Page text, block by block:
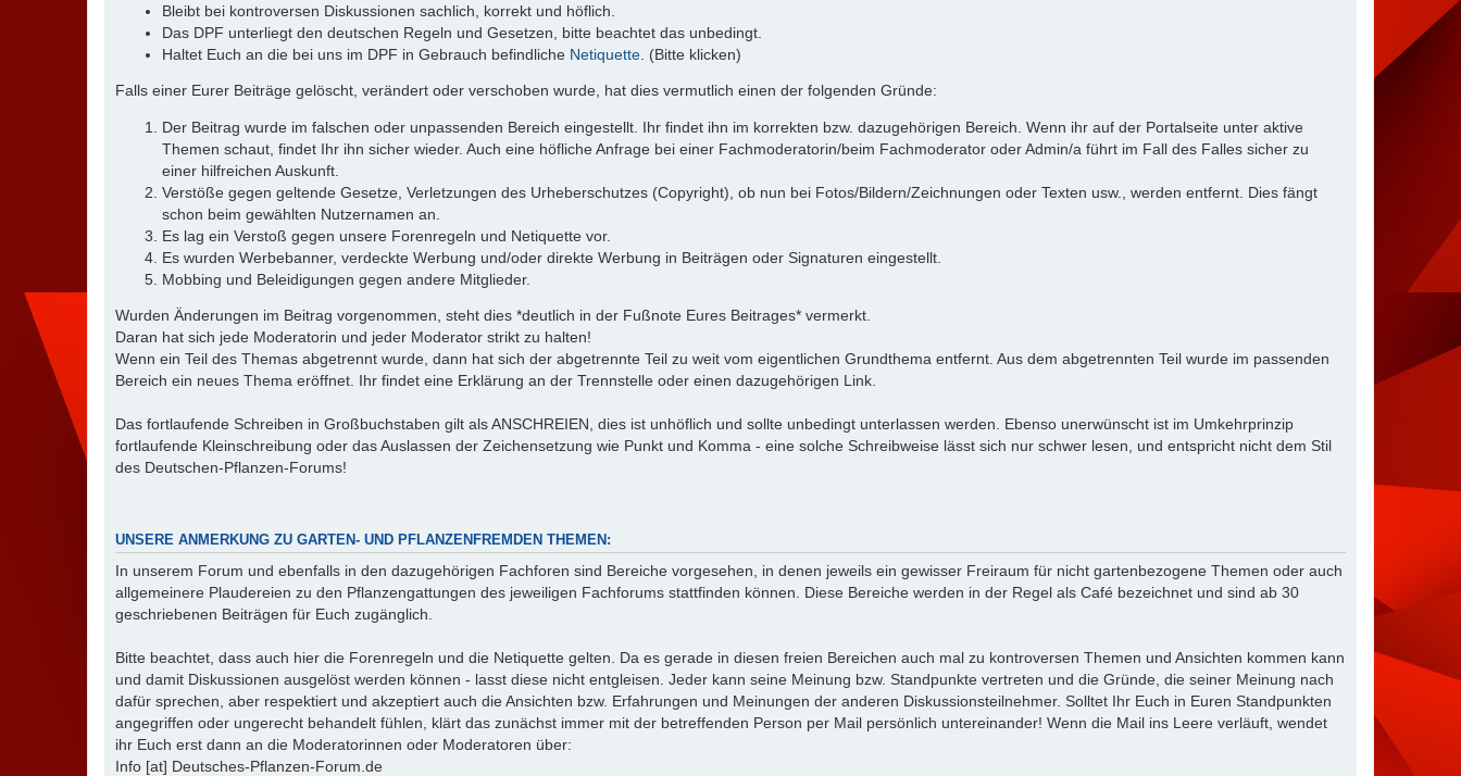
Bleibt bei kontroversen Diskussionen sachlich, korrekt und höflich.
Das DPF unterliegt den deutschen Regeln und Gesetzen, bitte beachtet das unbedingt.
Haltet Euch an die bei uns im DPF in Gebrauch befindliche Netiquette . (Bitte klicken)
Falls einer Eurer Beiträge gelöscht, verändert oder verschoben wurde, hat dies vermutlich einen der folgenden Gründe:
Der Beitrag wurde im falschen oder unpassenden Bereich eingestellt. Ihr findet ihn im korrekten bzw. dazugehörigen Bereich. Wenn ihr auf der Portalseite unter aktive
Themen schaut, findet Ihr ihn sicher wieder. Auch eine höfliche Anfrage bei einer Fachmoderatorin/beim Fachmoderator oder Admin/a führt im Fall des Falles sicher zu
einer hilfreichen Auskunft.
Verstöße gegen geltende Gesetze, Verletzungen des Urheberschutzes (Copyright), ob nun bei Fotos/Bildern/Zeichnungen oder Texten usw., werden entfernt. Dies fängt
schon beim gewählten Nutzernamen an.
Es lag ein Verstoß gegen unsere Forenregeln und Netiquette vor.
Es wurden Werbebanner, verdeckte Werbung und/oder direkte Werbung in Beiträgen oder Signaturen eingestellt.
Mobbing und Beleidigungen gegen andere Mitglieder.
Wurden Änderungen im Beitrag vorgenommen, steht dies *deutlich in der Fußnote Eures Beitrages* vermerkt.
Daran hat sich jede Moderatorin und jeder Moderator strikt zu halten!
Wenn ein Teil des Themas abgetrennt wurde, dann hat sich der abgetrennte Teil zu weit vom eigentlichen Grundthema entfernt. Aus dem abgetrennten Teil wurde im passenden
Bereich ein neues Thema eröffnet. Ihr findet eine Erklärung an der Trennstelle oder einen dazugehörigen Link.
Das fortlaufende Schreiben in Großbuchstaben gilt als ANSCHREIEN, dies ist unhöflich und sollte unbedingt unterlassen werden. Ebenso unerwünscht ist im Umkehrprinzip
fortlaufende Kleinschreibung oder das Auslassen der Zeichensetzung wie Punkt und Komma - eine solche Schreibweise lässt sich nur schwer lesen, und entspricht nicht dem Stil
des Deutschen-Pflanzen-Forums!
UNSERE ANMERKUNG ZU GARTEN- UND PFLANZENFREMDEN THEMEN:
In unserem Forum und ebenfalls in den dazugehörigen Fachforen sind Bereiche vorgesehen, in denen jeweils ein gewisser Freiraum für nicht gartenbezogene Themen oder auch
allgemeinere Plaudereien zu den Pflanzengattungen des jeweiligen Fachforums stattfinden können. Diese Bereiche werden in der Regel als Café bezeichnet und sind ab 30
geschriebenen Beiträgen für Euch zugänglich.
Bitte beachtet, dass auch hier die Forenregeln und die Netiquette gelten. Da es gerade in diesen freien Bereichen auch mal zu kontroversen Themen und Ansichten kommen kann
und damit Diskussionen ausgelöst werden können - lasst diese nicht entgleisen. Jeder kann seine Meinung bzw. Standpunkte vertreten und die Gründe, die seiner Meinung nach
dafür sprechen, aber respektiert und akzeptiert auch die Ansichten bzw. Erfahrungen und Meinungen der anderen Diskussionsteilnehmer. Solltet Ihr Euch in Euren Standpunkten
angegriffen oder ungerecht behandelt fühlen, klärt das zunächst immer mit der betreffenden Person per Mail persönlich untereinander! Wenn die Mail ins Leere verläuft, wendet
ihr Euch erst dann an die Moderatorinnen oder Moderatoren über:
Info [at] Deutsches-Pflanzen-Forum.de